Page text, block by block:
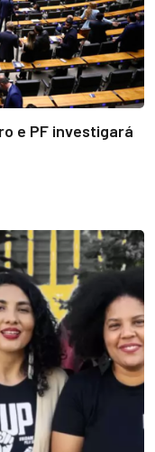
e PF investigará